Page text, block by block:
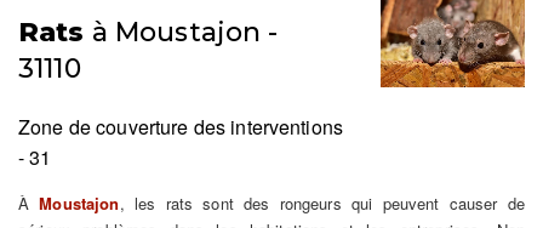
Rats à Moustajon -
31110
Zone de couverture des interventions
- 31
ÀMoustajon, les rats sont des rongeurs qui peuvent causer de